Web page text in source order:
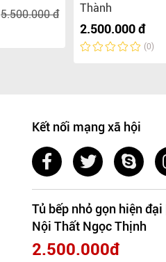
5.500.000 đ
Thành
2.500.000 đ
(0)
Kết nối mạng xã hội
Tủ bếp nhỏ gọn hiện
Nội Thất Ngọc Thịnh
2.500.000đ